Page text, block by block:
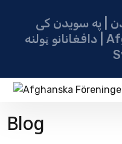
| په سویدن کی
دافغانانو ټولنه | Afghanska Föreningen i
Blog